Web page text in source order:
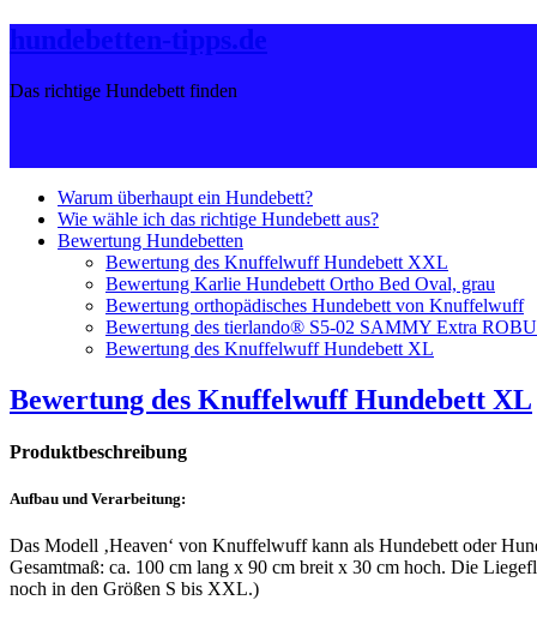
hundebetten-tipps.de
Das richtige Hundebett finden
Warum überhaupt ein Hundebett?
Wie wähle ich das richtige Hundebett aus?
Bewertung Hundebetten
Bewertung des Knuffelwuff Hundebett XXL
Bewertung Karlie Hundebett Ortho Bed Oval, grau
Bewertung orthopädisches Hundebett von Knuffelwuff
Bewertung des tierlando® S5-02 SAMMY Extra
Bewertung des Knuffelwuff Hundebett XL
Bewertung des Knuffelwuff Hundebett XL
Produktbeschreibung
Aufbau und Verarbeitung:
Das Modell ‚Heaven‘ von Knuffelwuff kann als Hundebett oder
Gesamtmaß: ca. 100 cm lang x 90 cm breit x 30 cm hoch. Die
noch in den Größen S bis XXL.)